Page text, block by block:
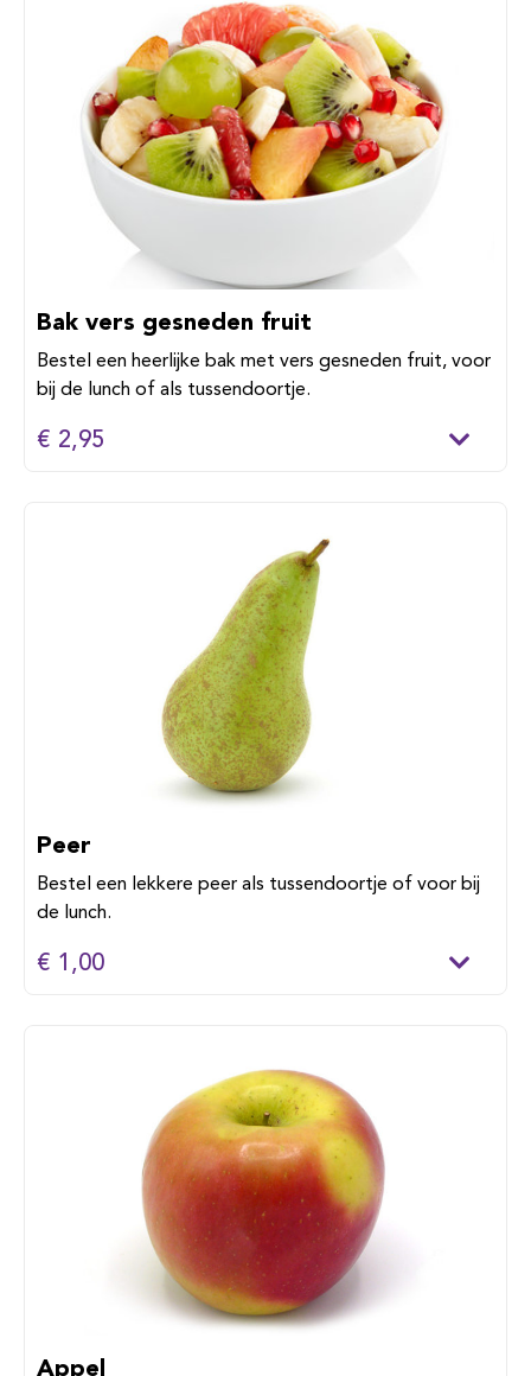
Bak vers gesneden fruit
Bestel een heerlijke bak met vers gesneden fruit, voor
bij de lunch of als tussendoortje.
€ 2,95
Peer
Bestel een lekkere peer als tussendoortje of voor bij
de lunch.
€ 1,00
Appel